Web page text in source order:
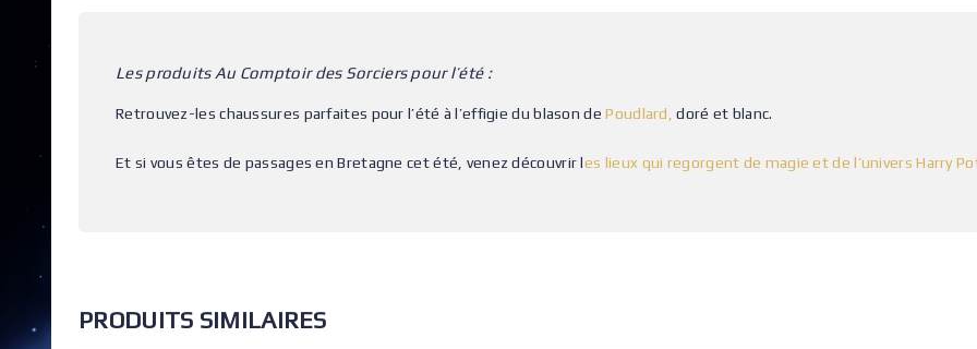
Les produits Au Comptoir des Sorciers pour l’été :
Retrouvez-les chaussures parfaites pour l’été à l’effigie du blason dePoudlard, doré et blanc.
Et si vous êtes de passages en Bretagne cet été, venez découvrir les lieux qui regorgent de magie et de l’univers Harry
PRODUITS SIMILAIRES